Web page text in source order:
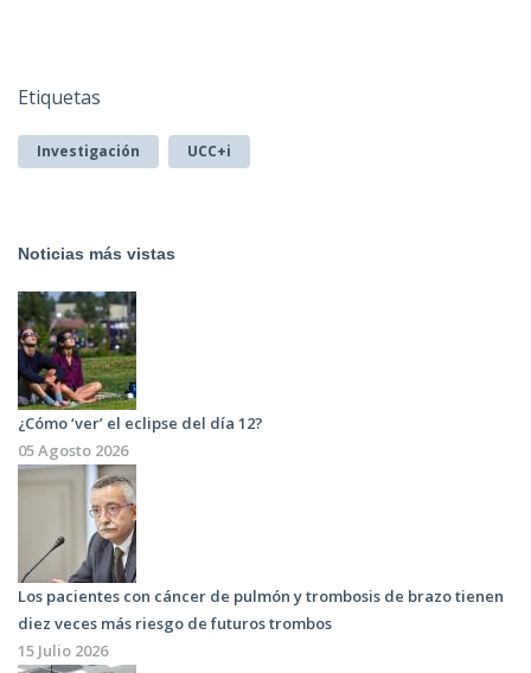
Etiquetas
Investigación UCC+i
Noticias más vistas
¿Cómo ‘ver’ el eclipse del día 12?
05 Agosto 2026
Los pacientes con cáncer de pulmón y trombosis de brazo tienen
diez veces más riesgo de futuros trombos
15 Julio 2026